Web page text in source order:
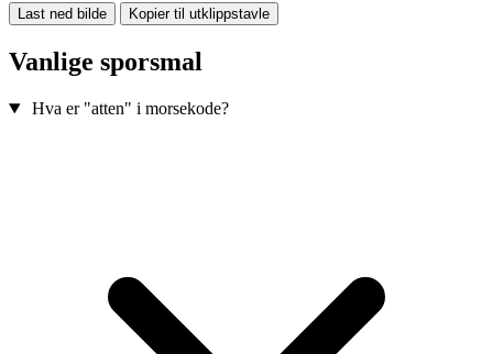
Last ned bilde Kopier til utklippstavle
Vanlige sporsmal
Hva er "atten" i morsekode?